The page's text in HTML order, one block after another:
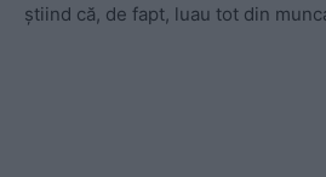
știind că, de fapt, luau tot din